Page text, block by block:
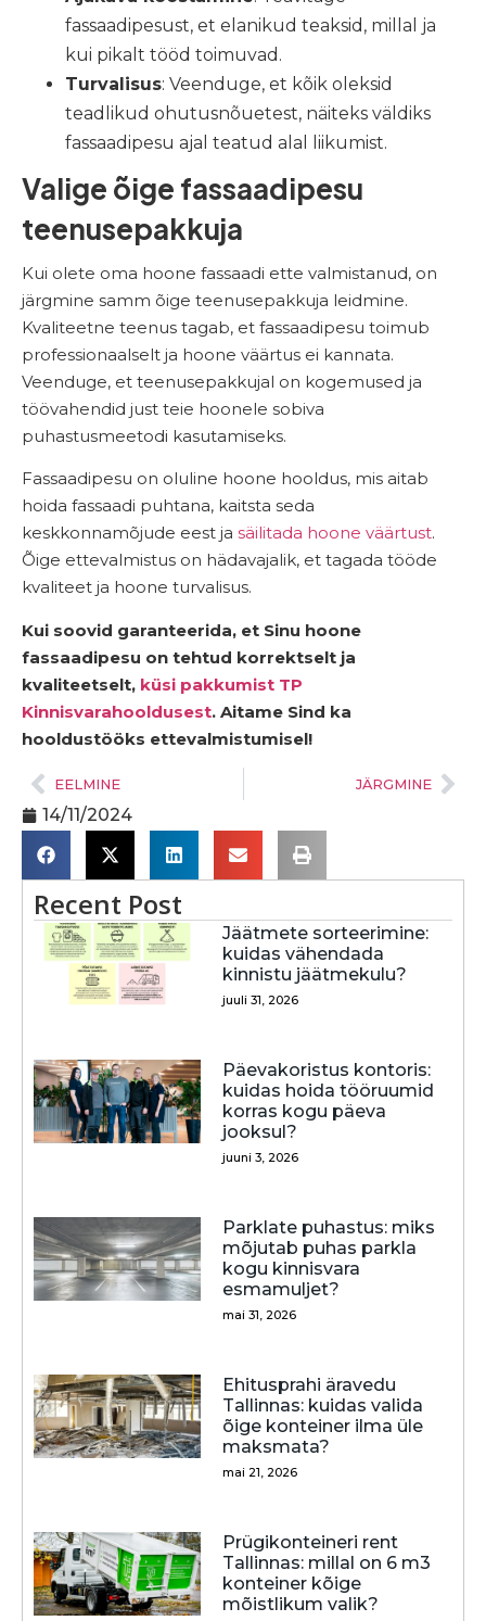
fassaadipesust, et elanikud teaksid, millal ja
kui pikalt tööd toimuvad.
Turvalisus: Veenduge, et kõik oleksid
teadlikud ohutusnõuetest, näiteks väldiks
fassaadipesu ajal teatud alal liikumist.
Valige õige fassaadipesu
teenusepakkuja
Kui olete oma hoone fassaadi ette valmistanud, on
järgmine samm õige teenusepakkuja leidmine.
Kvaliteetne teenus tagab, et fassaadipesu toimub
professionaalselt ja hoone väärtus ei kannata.
Veenduge, et teenusepakkujal on kogemused ja
töövahendid just teie hoonele sobiva
puhastusmeetodi kasutamiseks.
Fassaadipesu on oluline hoone hooldus, mis aitab
hoida fassaadi puhtana, kaitsta seda
keskkonnamõjude eest ja säilitada hoone väärtust.
Õige ettevalmistus on hädavajalik, et tagada tööde
kvaliteet ja hoone turvalisus.
Kui soovid garanteerida, et Sinu hoone
fassaadipesu on tehtud korrektselt ja
kvaliteetselt, küsi pakkumist TP
Kinnisvarahooldusest. Aitame Sind ka
hooldustööks ettevalmistumisel!
EELMINE JÄRGMINE
14/11/2024
Recent Post
Jäätmete sorteerimine:
kuidas vähendada
kinnistu jäätmekulu?
juuli 31, 2026
Päevakoristus kontoris:
kuidas hoida tööruumid
korras kogu päeva
jooksul?
juuni 3, 2026
Parklate puhastus: miks
mõjutab puhas parkla
kogu kinnisvara
esmamuljet?
mai 31, 2026
Ehitusprahi äravedu
Tallinnas: kuidas valida
õige konteiner ilma üle
maksmata?
mai 21, 2026
Prügikonteineri rent
Tallinnas: millal on 6 m3
konteiner kõige
mõistlikum valik?